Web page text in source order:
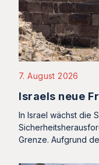
7. August 2026
Israels neue
In Israel wächst die
Grenze. Aufgrund